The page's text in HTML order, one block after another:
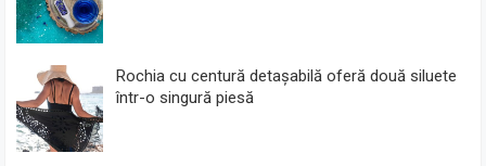
Rochia cu centură detașabilă oferă două siluete
într-o singură piesă